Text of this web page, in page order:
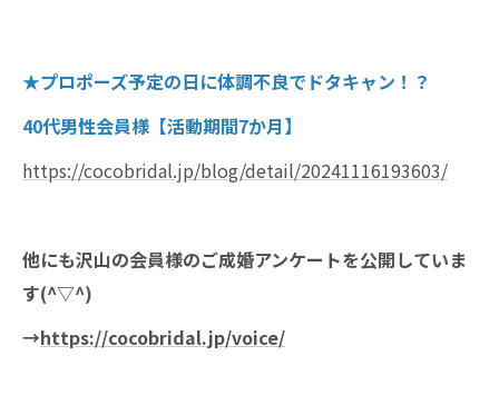
★プロポーズ予定の日に体調不良でドタキャン！？
40代男性会員様【活動期間7か月】
https://cocobridal.jp/blog/detail/20241116193603/
他にも沢山の会員様のご成婚アンケートを公開していま
す(^▽^)
→https://cocobridal.jp/voice/